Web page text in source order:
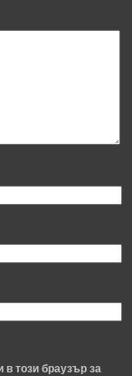
този браузър за